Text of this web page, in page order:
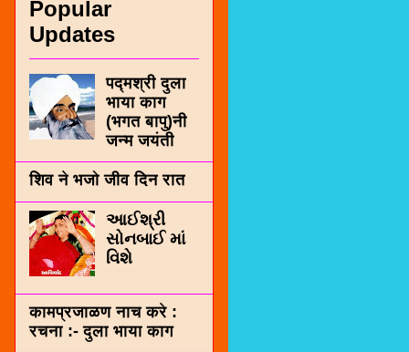
Popular
Updates
पद्मश्री दुला
भाया काग
(भगत बापु)नी
जन्म जयंती
शिव ने भजो जीव दिन रात
આઈશ્રી
સોનબાઈ માં
વિશે
कामप्रजाळण नाच करे :
रचना :- दुला भाया काग